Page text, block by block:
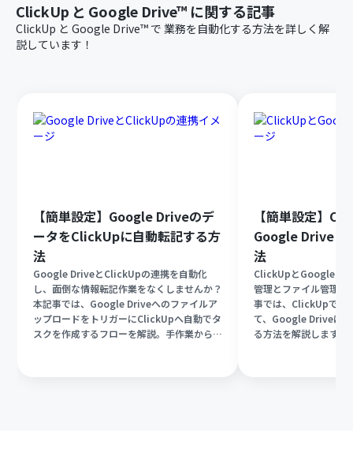
ClickUp と Google Drive™に関する記事
ClickUp と Google Drive™ で 業務を自動化する方法を詳しく解
説しています！
【簡単設定】Google Driveのデ
ータをClickUpに自動転記する方
法
Google DriveとClickUpの連携を自動化
し、面倒な情報転記作業をなくしませんか？
本記事では、Google Driveへのファイルア
ップロードをトリガーにClickUpへ自動でタ
スクを作成するフローを解説。手作業から解
【簡単設定】
Google Driveに
法
ClickUpとGoogle
管理とファイル管理を
事では、ClickUpでの
て、Google Driveに
る方法を解説します。